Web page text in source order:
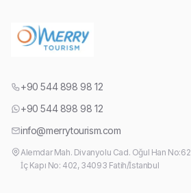
+90 544 898 98 12
+90 544 898 98 12
info@merrytourism.com
Alemdar Mah. Divanyolu Cad. Oğul Han No:62
İç Kapı No: 402, 34093 Fatih/İstanbul